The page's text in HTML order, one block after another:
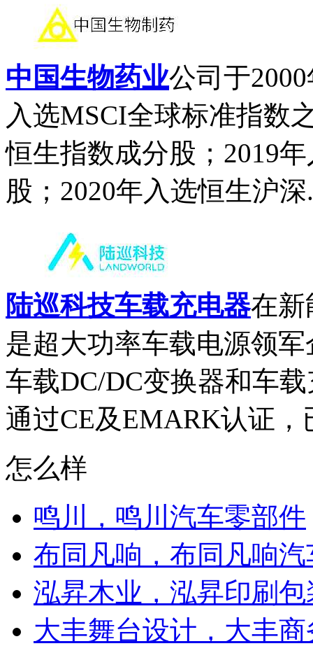
中国生物药业公司于
入选MSCI全球标准指数
恒生指数成分股；2019
股；2020年入选恒生沪深
陆巡科技车载充电器在新
是超大功率车载电源领
车载DC/DC变换器和车
通过CE及EMARK认证
怎么样
鸣川，鸣川汽车零部件
布同凡响，布同凡响
泓昇木业，泓昇印刷包
大丰舞台设计，大丰